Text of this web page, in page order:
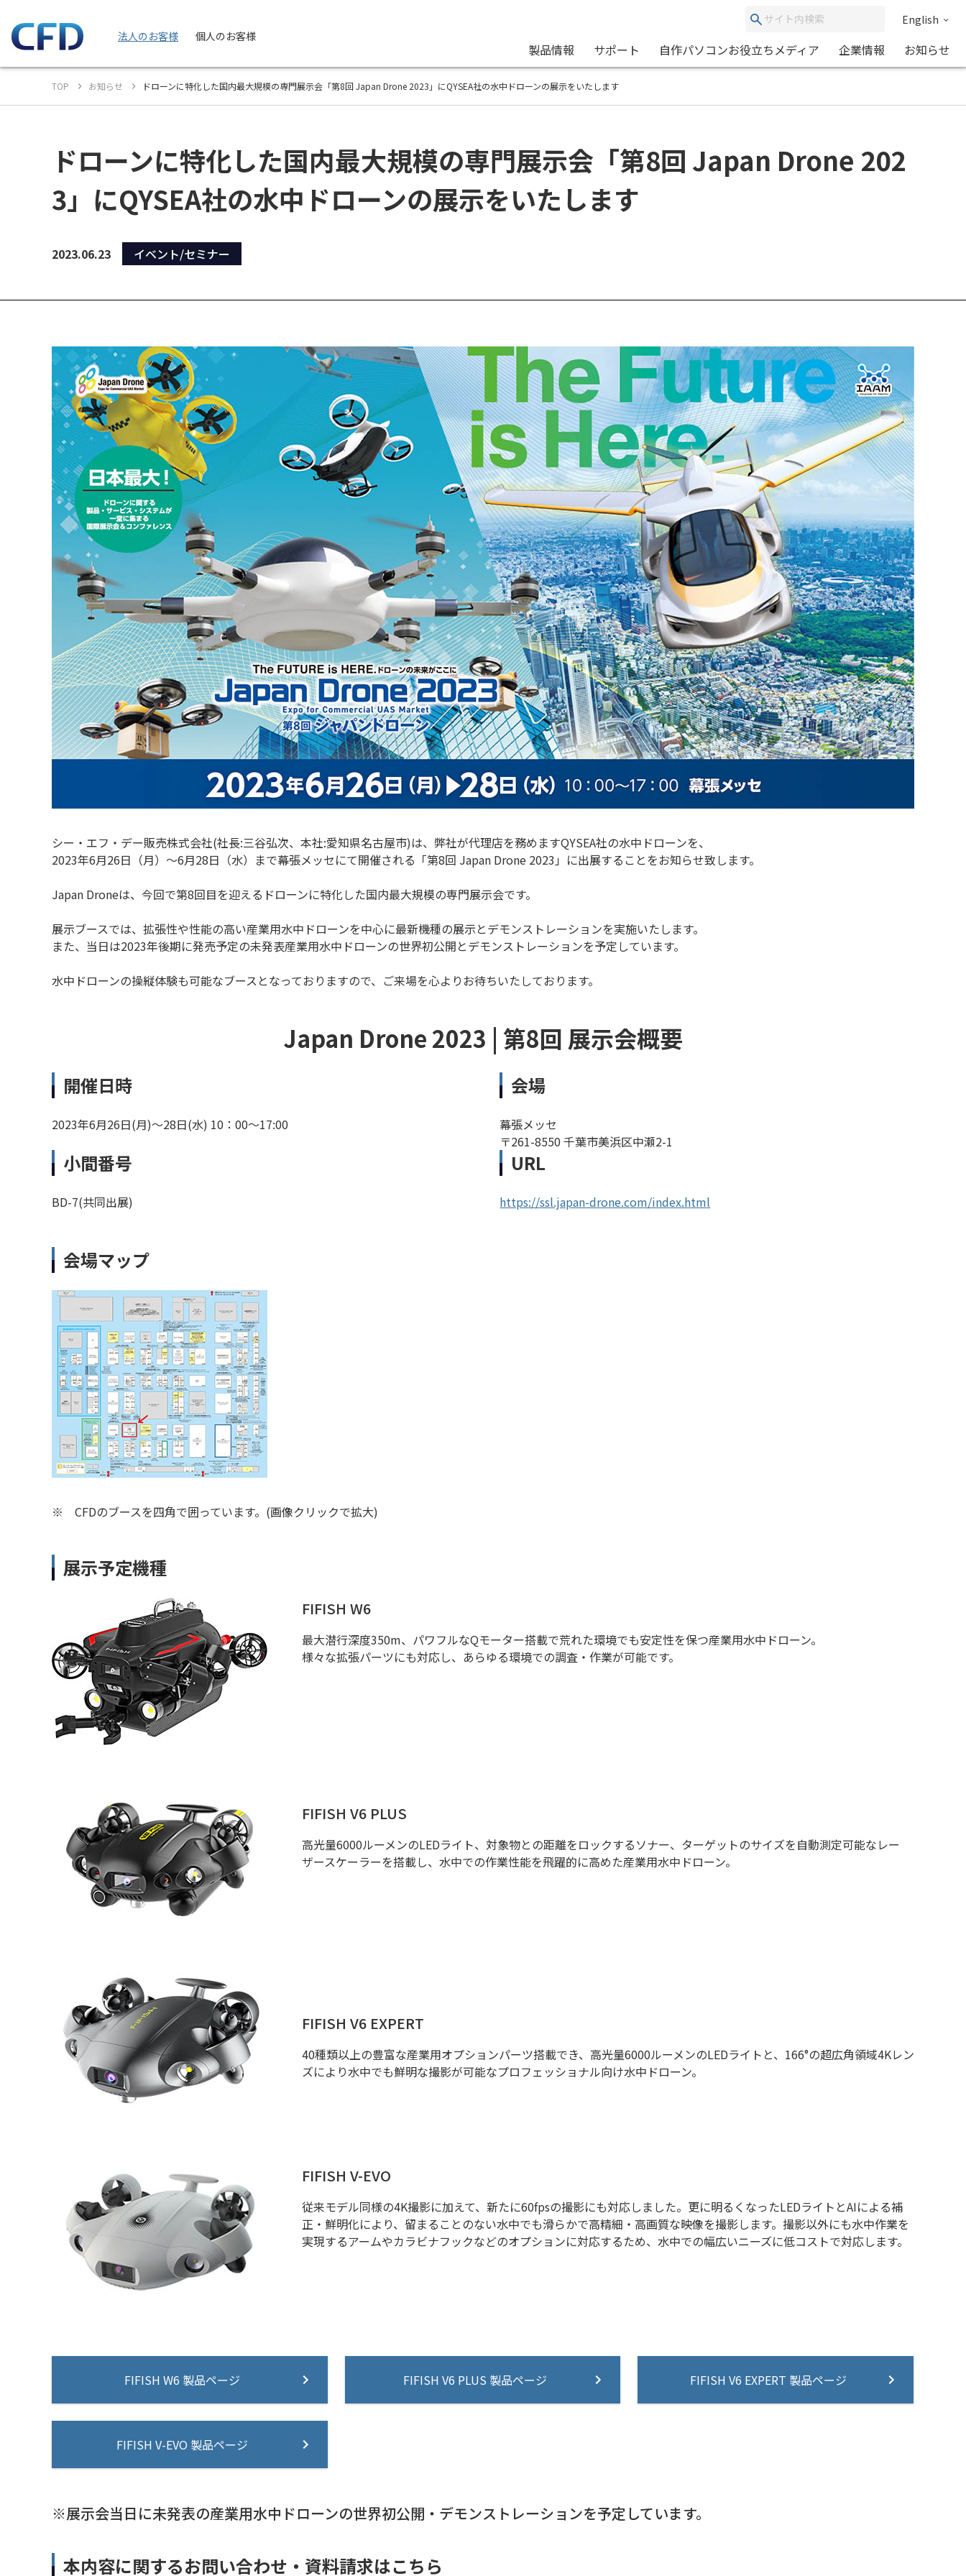
法人のお客様 個人のお客様
English
製品情報 サポート 自作パソコンお役立ちメディア 企業情報 お知らせ
TOP お知らせ ドローンに特化した国内最大規模の専門展示会「第8回 Japan Drone 2023」にQYSEA社の水中ドローンの展示をいたします
ドローンに特化した国内最大規模の専門展示会「第8回 Japan Drone 202
3」にQYSEA社の水中ドローンの展示をいたします
2023.06.23 イベント/セミナー
シー・エフ・デー販売株式会社(社長:三谷弘次、本社:愛知県名古屋市)は、弊社が代理店を務めますQYSEA社の水中ドローンを、
2023年6月26日（月）～6月28日（水）まで幕張メッセにて開催される「第8回 Japan Drone 2023」に出展することをお知らせ致します。
Japan Droneは、今回で第8回目を迎えるドローンに特化した国内最大規模の専門展示会です。
展示ブースでは、拡張性や性能の高い産業用水中ドローンを中心に最新機種の展示とデモンストレーションを実施いたします。
また、当日は2023年後期に発売予定の未発表産業用水中ドローンの世界初公開とデモンストレーションを予定しています。
水中ドローンの操縦体験も可能なブースとなっておりますので、ご来場を心よりお待ちいたしております。
Japan Drone 2023 | 第8回 展示会概要
開催日時
2023年6月26日(月)～28日(水) 10：00～17:00
会場
幕張メッセ
〒261-8550 千葉市美浜区中瀬2-1
小間番号
BD-7(共同出展)
URL
https://ssl.japan-drone.com/index.html
会場マップ
※ CFDのブースを四角で囲っています。(画像クリックで拡大)
展示予定機種
FIFISH W6
最大潜行深度350m、パワフルなQモーター搭載で荒れた環境でも安定性を保つ産業用水中ドローン。
様々な拡張パーツにも対応し、あらゆる環境での調査・作業が可能です。
FIFISH V6 PLUS
高光量6000ルーメンのLEDライト、対象物との距離をロックするソナー、ターゲットのサイズを自動測定可能なレー
ザースケーラーを搭載し、水中での作業性能を飛躍的に高めた産業用水中ドローン。
FIFISH V6 EXPERT
40種類以上の豊富な産業用オプションパーツ搭載でき、高光量6000ルーメンのLEDライトと、166°の超広角領域4Kレン
ズにより水中でも鮮明な撮影が可能なプロフェッショナル向け水中ドローン。
FIFISH V-EVO
従来モデル同様の4K撮影に加えて、新たに60fpsの撮影にも対応しました。更に明るくなったLEDライトとAIによる補
正・鮮明化により、留まることのない水中でも滑らかで高精細・高画質な映像を撮影します。撮影以外にも水中作業を
実現するアームやカラビナフックなどのオプションに対応するため、水中での幅広いニーズに低コストで対応します。
FIFISH W6 製品ページ FIFISH V6 PLUS 製品ページ FIFISH V6 EXPERT 製品ページ
FIFISH V-EVO 製品ページ
※展示会当日に未発表の産業用水中ドローンの世界初公開・デモンストレーションを予定しています。
本内容に関するお問い合わせ・資料請求はこちら